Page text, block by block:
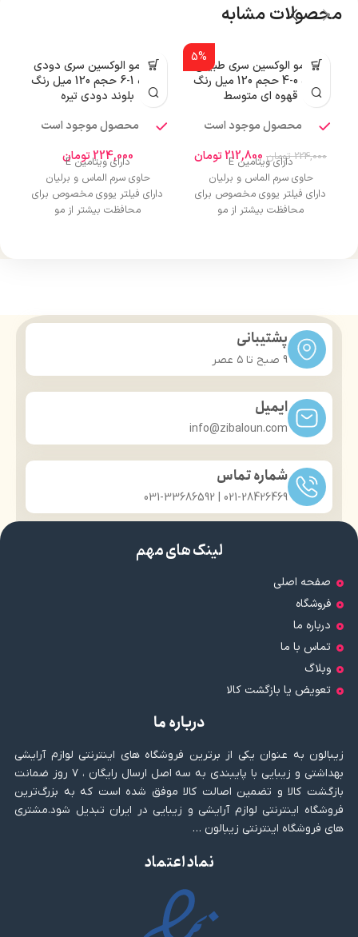
محصولات مشابه
5%
رنگ مو الوکسین سری طبیعی
شماره 0-4 حجم 120 میل رنگ
قهوه ای متوسط
محصول موجود است
224,000 تومان 212,800تومان
دارای ویتامین E
حاوی سرم الماس و برلیان
دارای فیلتر یووی مخصوص برای
محافظت بیشتر از مو
رنگ مو الوکسین سری دودی
شماره 1-6 حجم 120 میل رنگ
بلوند دودی تیره
محصول موجود است
224,000تومان
دارای ویتامین E
حاوی سرم الماس و برلیان
دارای فیلتر یووی مخصوص برای
محافظت بیشتر از مو
پشتیبانی
9 صبح تا ۵ عصر
ایمیل
info@zibaloun.com
شماره تماس
021-28426469 | 031-33686592
لینک های مهم
صفحه اصلی
فروشگاه
درباره ما
تماس با ما
وبلاگ
تعویض یا بازگشت کالا
درباره ما
زیبالون به عنوان یکی از برترین فروشگاه های اینترنتی لوازم آرایشی
بهداشتی و زیبایی با پایبندی به سه اصل ارسال رایگان ، ۷ روز ضمانت
بازگشت کالا و تضمین اصالت کالا موفق شده است که به بزرگ‌ترین
فروشگاه اینترنتی لوازم آرایشی و زیبایی در ایران تبدیل شود.مشتری
های فروشگاه اینترنتی زیبالون …
نماد اعتماد